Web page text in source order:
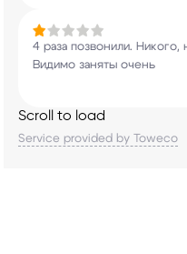
4 раза позвонили.
Видимо заняты очень
Scroll to load
Service provided by Toweco